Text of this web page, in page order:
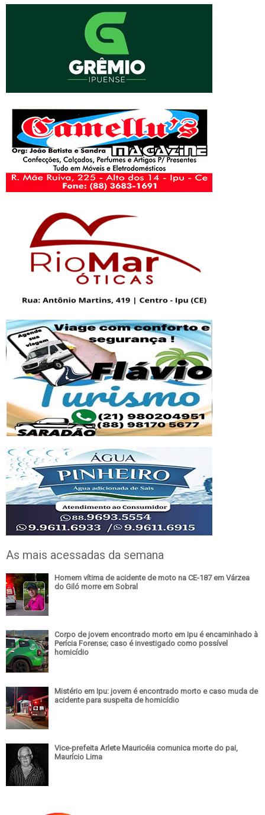
As mais acessadas da semana
Homem vítima de acidente de moto na CE-187 em Várzea
do Giló morre em Sobral
Corpo de jovem encontrado morto em Ipu é encaminhado à
Perícia Forense; caso é investigado como possível
homicídio
Mistério em Ipu: jovem é encontrado morto e caso muda de
acidente para suspeita de homicídio
Vice-prefeita Arlete Mauricéia comunica morte do pai,
Maurício Lima